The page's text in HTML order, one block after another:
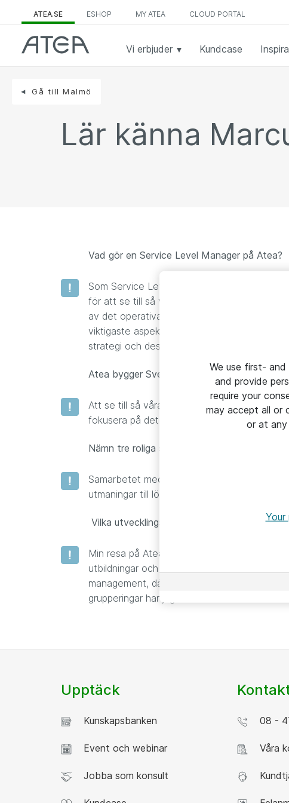
ATEA.SE ESHOP MY ATEA CLOUD PORTAL
Vi erbjuder Kundcase
Gå till Malmö
Lär känna
Vad gör en Service Level Manager på Atea?
Som Service Level Manager får jag dagligen
för att se till så vi möter och levererar enligt
av det operativa arbetet i samråd med kund
viktigaste aspekterna i arbetet. En tjänst
strategi och design, till införande och den
Atea bygger Sverige med it. Hur skulle du
Att se till så våra kunder känner en trygghet
fokusera på det dem är bäst på.
Nämn tre roliga saker med ditt jobb?
Samarbetet med våra olika interna
utmaningar till lösningar och att hela tiden få
Vilka utvecklingsmöjligheter ser du på Atea?
Min resa på Atea började för 14 år sedan
utbildningar och erfarenhet gått vidare först
management, där ITIL (Information
grupperingar har jag fått vara med att
Upptäck
Kunskapsbanken
Event och webinar
Jobba som konsult
08 -
Våra
We use first-
and provide
require your
may accept all or
or at